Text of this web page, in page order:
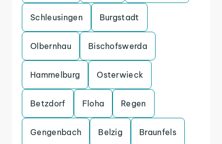
Schleusingen Burgstadt
Olbernhau Bischofswerda
Hammelburg Osterwieck
Betzdorf Floha Regen
Gengenbach Belzig Braunfels